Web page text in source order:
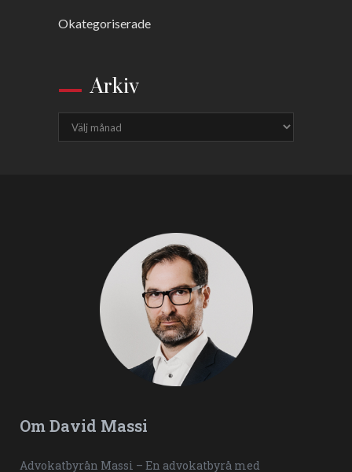
Okategoriserade
Arkiv
Om David Massi
Advokatbyrån Massi – En advokatbyrå med